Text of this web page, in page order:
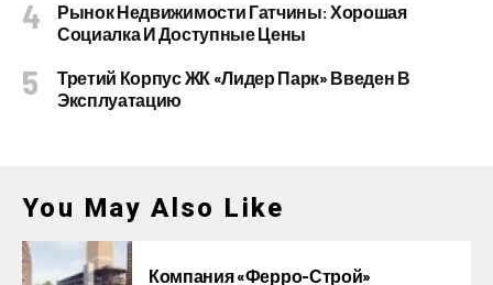
Рынок Недвижимости Гатчины: Хорошая
Социалка И Доступные Цены
Третий Корпус ЖК «Лидер Парк» Введен В
Эксплуатацию
You May Also Like
Компания «Ферро-Строй»